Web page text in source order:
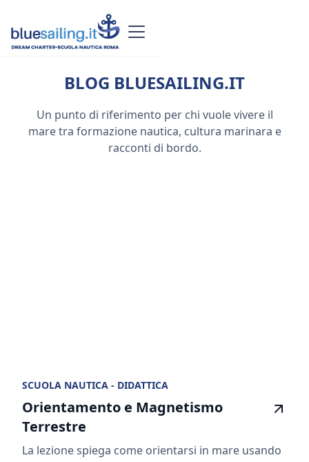
BLOG BLUESAILING.IT
Un punto di riferimento per chi vuole vivere il
mare tra formazione nautica, cultura marinara e
racconti di bordo.
SCUOLA NAUTICA - DIDATTICA
Orientamento e Magnetismo
Terrestre
La lezione spiega come orientarsi in mare usando